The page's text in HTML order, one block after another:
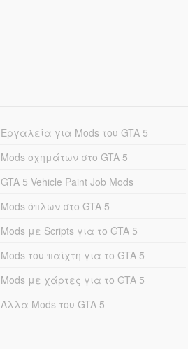
Εργαλεία για Mods του GTA 5
Mods οχημάτων στο GTA 5
GTA 5 Vehicle Paint Job Mods
Mods όπλων στο GTA 5
Mods με Scripts για το GTA 5
Mods του παίχτη για το GTA 5
Mods με χάρτες για το GTA 5
Άλλα Mods του GTA 5